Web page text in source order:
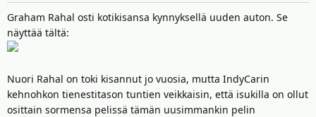
Graham Rahal osti kotikisansa kynnyksellä uuden auton. Se
näyttää tältä:
Nuori Rahal on toki kisannut jo vuosia, mutta IndyCarin
kehnohkon tienestitason tuntien veikkaisin, että isukilla on ollut
osittain sormensa pelissä tämän uusimmankin pelin